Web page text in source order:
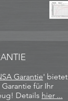
Garantie​' bietet
für Ihr
Details hier ...